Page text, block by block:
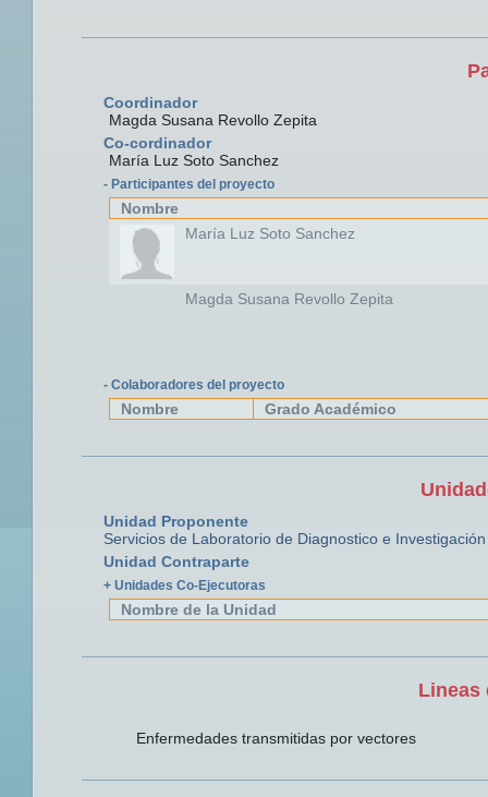
Coordinador
Magda Susana Revollo Zepita
Co-cordinador
María Luz Soto Sanchez
- Participantes del proyecto
Nombre
María Luz Soto Sanchez
Magda Susana Revollo Zepita
- Colaboradores del proyecto
Nombre Grado Académico
Unidad Proponente
Servicios de Laboratorio de Diagnostico e
Unidad Contraparte
+ Unidades Co-Ejecutoras
Nombre de la Unidad
Lineas
Enfermedades transmitidas por vectores